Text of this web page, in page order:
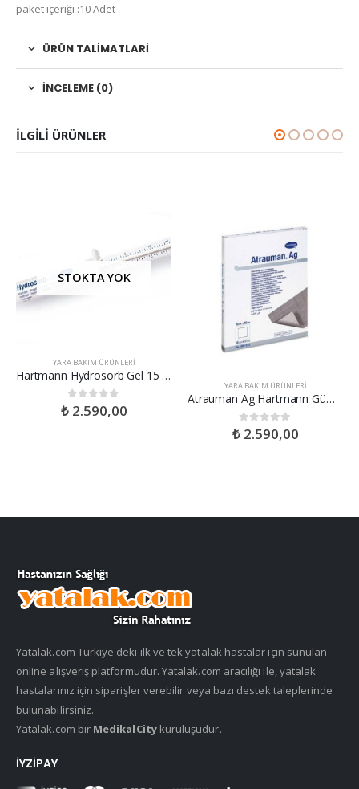
paket içeriği :10 Adet
ÜRÜN TALIMATLARI
İNCELEME (0)
ILGILI ÜRÜNLER
STOKTA YOK
YARA BAKIM ÜRÜNLERI
Hartmann Hydrosorb Gel 15 gr
0out of 5
₺2.590,00
YARA BAKIM ÜRÜNLERI
Atrauman Ag Hartmann Gümüş İçerikli Tül Yara Örtüsü 10*10CM
0out of 5
₺2.590,00
Yatalak.com Türkiye'deki ilk ve tek yatalak hastalar için sunulan
online alışveriş platformudur. Yatalak.com aracılığı ile, yatalak
hastalarınız için siparişler verebilir veya bazı destek taleplerinde
bulunabilirsiniz.
Yatalak.com bir MedikalCitykuruluşudur.
İYZIPAY